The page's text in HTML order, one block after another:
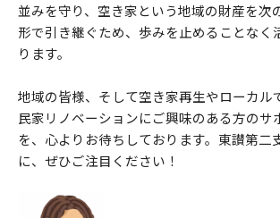
並みを守り、空き家という地域の財産を次
形で引き継ぐため、歩みを止めることなく
ります。
地域の皆様、そして空き家再生やローカル
民家リノベーションにご興味のある方のサ
を、心よりお待ちしております。東讃第二
に、ぜひご注目ください！